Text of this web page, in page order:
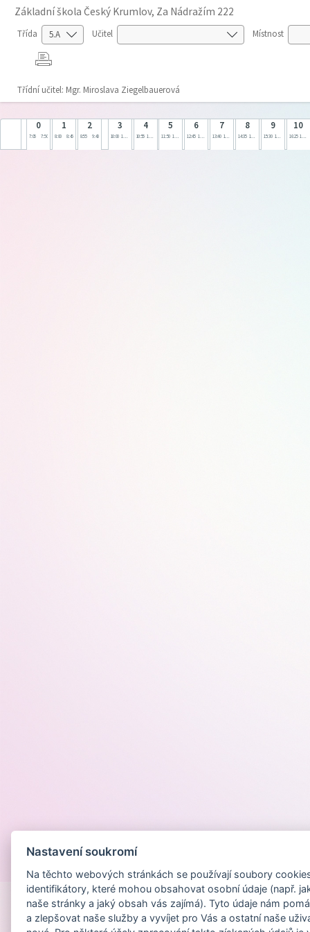
Základní škola Český Krumlov, Za Nádražím 222
Třída Učitel Místnost
Třídní učitel: Mgr. Miroslava Ziegelbauerová
0
7:05 7:50
1
8:00 8:45
2
8:55 9:40
3
10:00 10:45
4
10:55 11:40
5
11:50 12:35
6
12:45 13:30
7
13:40 14:25
8
14:35 15:20
9
15:30 16:15
10
16:25 17:10
Nastavení soukromí
Na těchto webových stránkách se používají soubory
identifikátory, které mohou obsahovat osobní údaje (např.
naše stránky a jaký obsah vás zajímá). Tyto údaje nám
a zlepšovat naše služby a vyvíjet pro Vás a ostatní naše